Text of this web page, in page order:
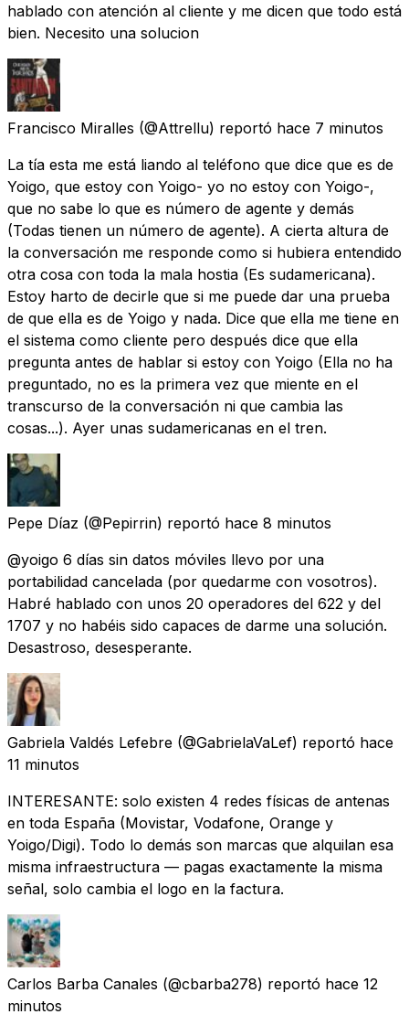
hablado con atención al cliente y me dicen que todo está
bien. Necesito una solucion
Francisco Miralles (@Attrellu) reportó hace 7 minutos
La tía esta me está liando al teléfono que dice que es de
Yoigo, que estoy con Yoigo- yo no estoy con Yoigo-,
que no sabe lo que es número de agente y demás
(Todas tienen un número de agente). A cierta altura de
la conversación me responde como si hubiera entendido
otra cosa con toda la mala hostia (Es sudamericana).
Estoy harto de decirle que si me puede dar una prueba
de que ella es de Yoigo y nada. Dice que ella me tiene en
el sistema como cliente pero después dice que ella
pregunta antes de hablar si estoy con Yoigo (Ella no ha
preguntado, no es la primera vez que miente en el
transcurso de la conversación ni que cambia las
cosas...). Ayer unas sudamericanas en el tren.
Pepe Díaz (@Pepirrin) reportó hace 8 minutos
@yoigo 6 días sin datos móviles llevo por una
portabilidad cancelada (por quedarme con vosotros).
Habré hablado con unos 20 operadores del 622 y del
1707 y no habéis sido capaces de darme una solución.
Desastroso, desesperante.
Gabriela Valdés Lefebre (@GabrielaVaLef) reportó hace
11 minutos
INTERESANTE: solo existen 4 redes físicas de antenas
en toda España (Movistar, Vodafone, Orange y
Yoigo/Digi). Todo lo demás son marcas que alquilan esa
misma infraestructura — pagas exactamente la misma
señal, solo cambia el logo en la factura.
Carlos Barba Canales (@cbarba278) reportó hace 12
minutos